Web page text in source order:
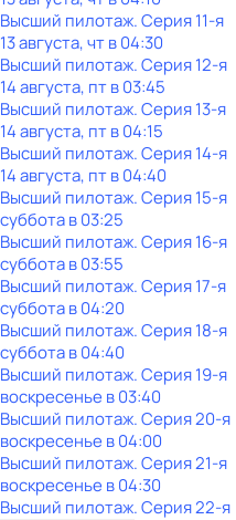
Высший пилотаж. Серия 11-я
13 августа, чт в 04:30
Высший пилотаж. Серия 12-я
14 августа, пт в 03:45
Высший пилотаж. Серия 13-я
14 августа, пт в 04:15
Высший пилотаж. Серия 14-я
14 августа, пт в 04:40
Высший пилотаж. Серия 15-я
субботав03:25
Высший пилотаж. Серия 16-я
субботав03:55
Высший пилотаж. Серия 17-я
субботав04:20
Высший пилотаж. Серия 18-я
субботав04:40
Высший пилотаж. Серия 19-я
воскресенье в03:40
Высший пилотаж. Серия 20-я
воскресенье в04:00
Высший пилотаж. Серия 21-я
воскресенье в04:30
Высший пилотаж. Серия 22-я